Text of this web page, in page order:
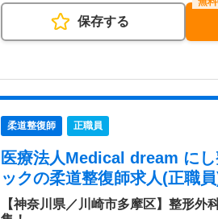
保存する
柔道整復師 正職員
医療法人Medical dream に
ックの柔道整復師求人(正職
【神奈川県／川崎市多摩区】整形外